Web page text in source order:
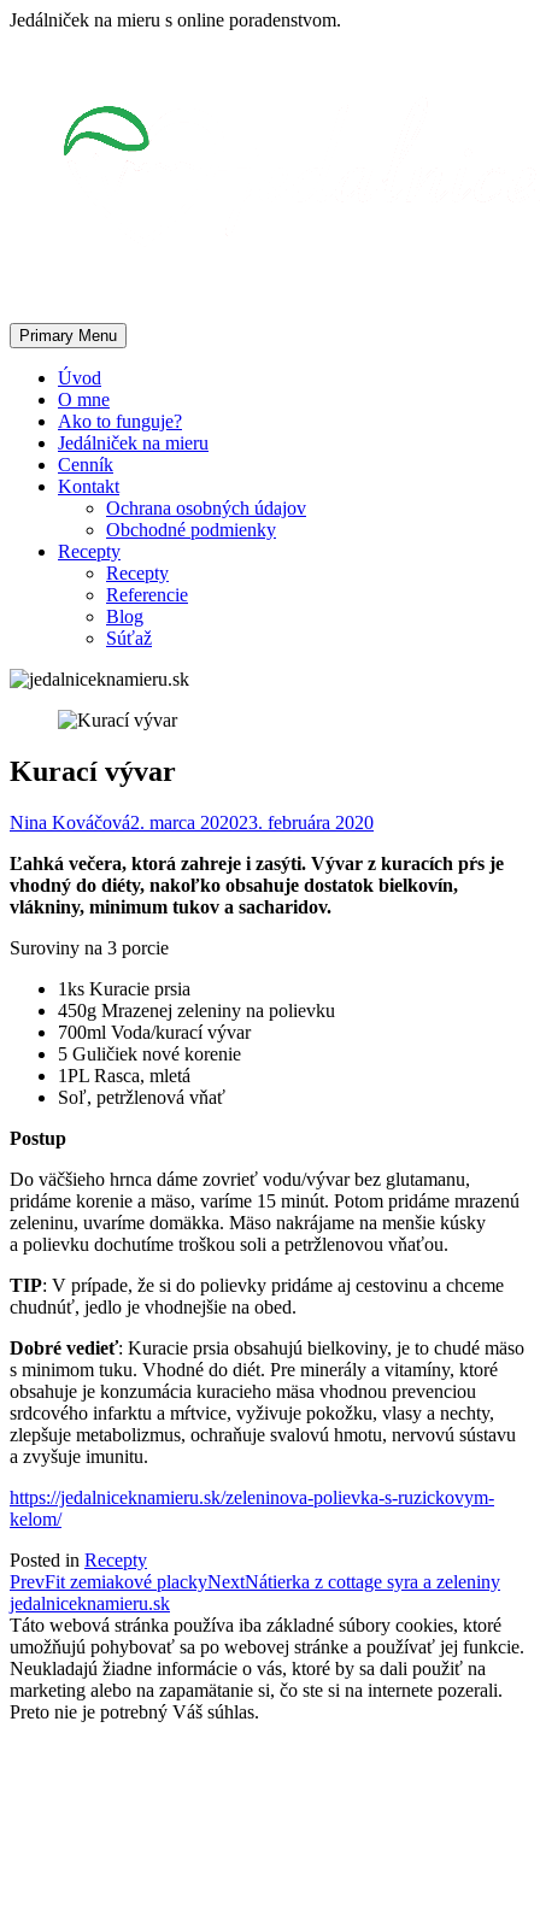
Skip
Jedálniček na mieru s online poradenstvom.
Primary Menu
Úvod
O mne
Ako to funguje?
Jedálniček na mieru
Cenník
Kontakt
Ochrana osobných údajov
Obchodné podmienky
Recepty
Recepty
Referencie
Blog
Súťaž
Kurací vývar
Nina Kováčová2. marca 202023. februára 2020
Ľahká večera, ktorá zahreje i zasýti. Vývar z kuracích pŕs je
vhodný do diéty, nakoľko obsahuje dostatok bielkovín,
vlákniny, minimum tukov a sacharidov.
Suroviny na 3 porcie
1ks Kuracie prsia
450g Mrazenej zeleniny na polievku
700ml Voda/kurací vývar
5 Guličiek nové korenie
1PL Rasca, mletá
Soľ, petržlenová vňať
Postup
Do väčšieho hrnca dáme zovrieť vodu/vývar bez glutamanu,
pridáme korenie a mäso, varíme 15 minút. Potom pridáme mrazenú
zeleninu, uvaríme domäkka. Mäso nakrájame na menšie kúsky
a polievku dochutíme troškou soli a petržlenovou vňaťou.
TIP: V prípade, že si do polievky pridáme aj cestovinu a chceme
chudnúť, jedlo je vhodnejšie na obed.
Dobré vedieť: Kuracie prsia obsahujú bielkoviny, je to chudé mäso
s minimom tuku. Vhodné do diét. Pre minerály a vitamíny, ktoré
obsahuje je konzumácia kuracieho mäsa vhodnou prevenciou
srdcového infarktu a mŕtvice, vyživuje pokožku, vlasy a nechty,
zlepšuje metabolizmus, ochraňuje svalovú hmotu, nervovú sústavu
a zvyšuje imunitu.
https://jedalniceknamieru.sk/zeleninova-polievka-s-ruzickovym-
kelom/
Posted in Recepty
Post
navigation
PrevFit zemiakové plackyNextNátierka z cottage syra a zeleniny
jedalniceknamieru.sk
Táto webová stránka používa iba základné súbory cookies, ktoré
umožňujú pohybovať sa po webovej stránke a používať jej funkcie.
Neukladajú žiadne informácie o vás, ktoré by sa dali použiť na
marketing alebo na zapamätanie si, čo ste si na internete pozerali.
Preto nie je potrebný Váš súhlas.